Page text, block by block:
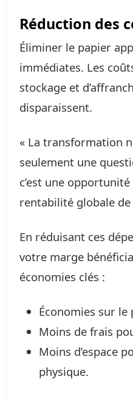
Réduction des
Éliminer le papier
immédiates. Les
stockage et
disparaissent.
« La transformation
seulement une
c’est une
rentabilité globale de
En réduisant ces
votre marge
économies clés :
Économies sur le
Moins de frais
Moins d’espace
physique.